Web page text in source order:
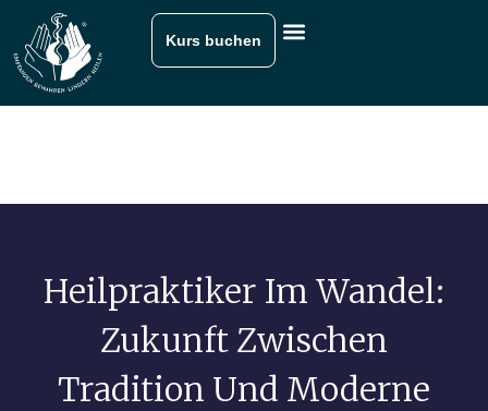
Kurs buchen
Heilpraktiker Im Wandel:
Zukunft Zwischen
Tradition Und Moderne